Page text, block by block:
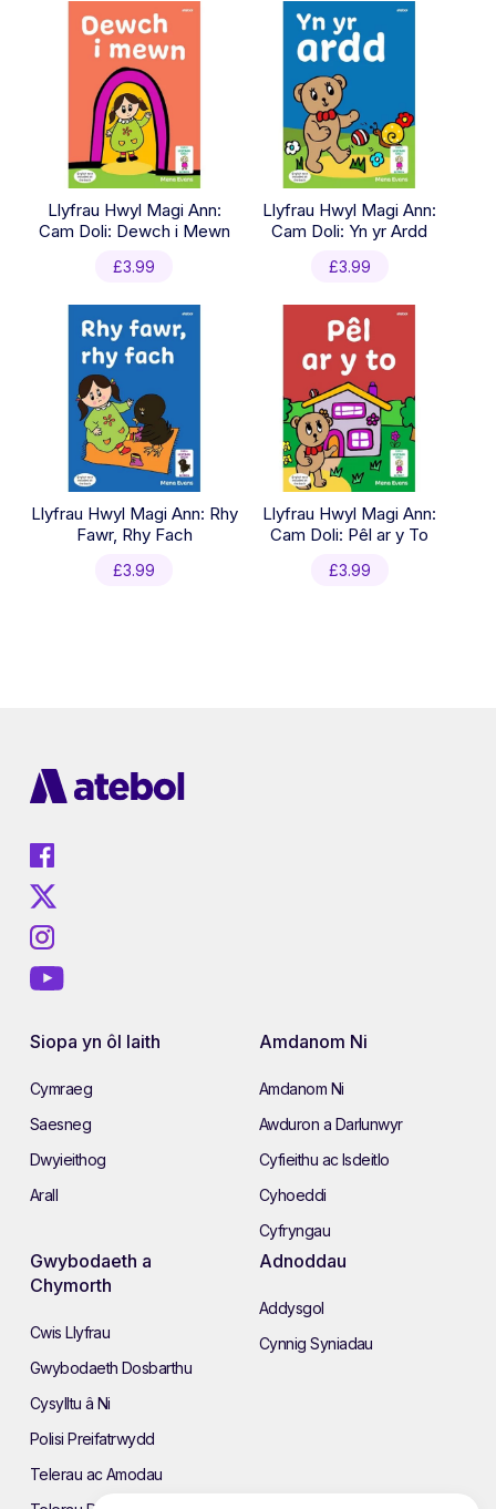
Llyfrau Hwyl Magi Ann:
Cam Doli: Dewch i Mewn
£3.99
Llyfrau Hwyl Magi Ann:
Cam Doli: Yn yr Ardd
£3.99
Llyfrau Hwyl Magi Ann: Rhy
Fawr, Rhy Fach
£3.99
Llyfrau Hwyl Magi Ann:
Cam Doli: Pêl ar y To
£3.99
Siopa yn ôl Iaith
Cymraeg
Saesneg
Dwyieithog
Arall
Amdanom Ni
Amdanom Ni
Awduron a Darlunwyr
Cyfieithu ac Isdeitlo
Cyhoeddi
Cyfryngau
Gwybodaeth a
Chymorth
Cwis Llyfrau
Gwybodaeth Dosbarthu
Cysylltu â Ni
Polisi Preifatrwydd
Telerau ac Amodau
Adnoddau
Addysgol
Cynnig Syniadau